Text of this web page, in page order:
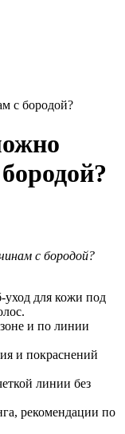
с бородой?
с бородой?
для кожи под
и по линии
и покраснений
линии без
рекомендации по